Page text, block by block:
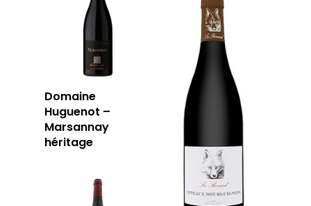
Domaine
Huguenot –
Marsannay
héritage
JOUR
RÉSERVER
59 rue Grignan
T: 04 91 33 46 59